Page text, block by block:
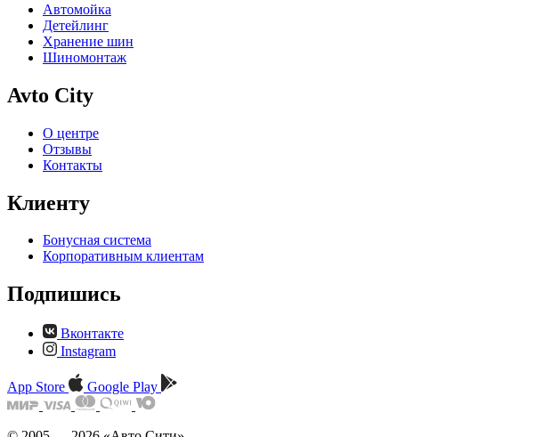
Автомойка
Детейлинг
Хранение шин
Шиномонтаж
Avto City
О центре
Отзывы
Контакты
Клиенту
Бонусная система
Корпоративным клиентам
Подпишись
Вконтакте
Instagram
App Store Google Play